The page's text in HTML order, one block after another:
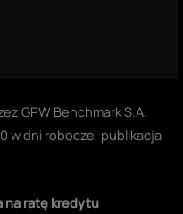
GPW Benchmark S.A.
w dni robocze, publikacja
na ratę kredytu